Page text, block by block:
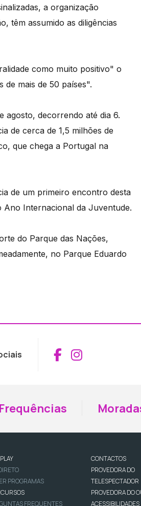
a organização
têm assumido as diligências
como muito positivo" o
de mais de 50 países".
agosto, decorrendo até dia 6.
de cerca de 1,5 milhões de
que chega a Portugal na
de um primeiro encontro desta
Ano Internacional da Juventude.
do Parque das Nações,
no Parque Eduardo
Aceder ao
Aceder
Frequências
PROGRAMAS
FREQUENTES
CONTACTOS
PROVEDORA DO
TELESPECTADOR
PROVEDORA DO
ACESSIBILIDADES